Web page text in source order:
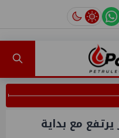
tiktok
مع بداية